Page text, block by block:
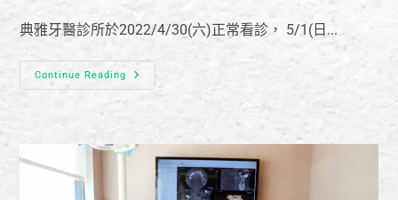
典雅牙醫診所於2022/4/30(六)正常看診， 5/1(日...
Continue Reading